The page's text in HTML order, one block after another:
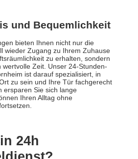
und Bequemlichkeit
bieten Ihnen nicht nur die
wieder Zugang zu Ihrem Zuhause
zu erhalten, sondern
wertvolle Zeit. Unser 24-Stunden-
ist darauf spezialisiert, in
zu sein und Ihre Tür fachgerecht
ersparen Sie sich lange
Ihren Alltag ohne
24h